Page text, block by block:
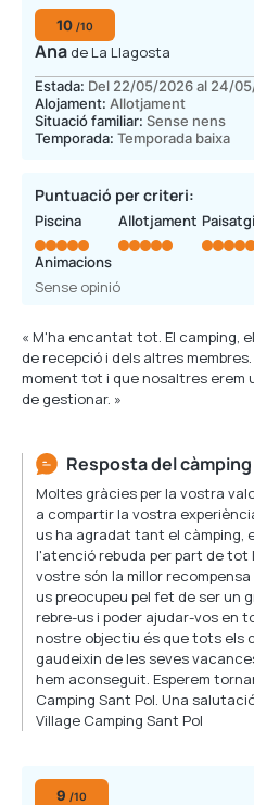
10 /10
Ana de La Llagosta
Estada: Del 22/05/2026 al 24/
Alojament: Allotjament
Situació familiar: Sense nens
Temporada: Temporada baixa
Puntuació per criteri:
Piscina Allotjament
Animacions
Sense opinió
« M'ha encantat tot. El camping,
de recepció i dels altres
moment tot i que nosaltres erem
de gestionar. »
Resposta del càmping
Moltes gràcies per la vostra
a compartir la vostra
us ha agradat tant el càmping,
l'atenció rebuda per part de tot
vostre són la millor
us preocupeu pel fet de ser un
rebre-us i poder ajudar-vos en
nostre objectiu és que tots els
gaudeixin de les seves
hem aconseguit. Esperem
Camping Sant Pol. Una
Village Camping Sant Pol
9 /10